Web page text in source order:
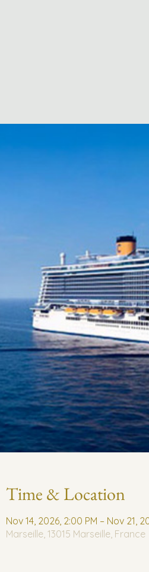
Time & Location
Nov 14, 2026, 2:00 PM – Nov 21,
Marseille, 13015 Marseille, France